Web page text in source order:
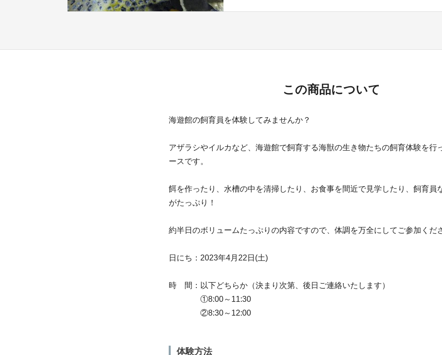
この商品について
海遊館の飼育員を体験してみませんか？
アザラシやイルカなど、海遊館で飼育する海獣の生き物たちの飼育体験を行
ースです。
餌を作ったり、水槽の中を清掃したり、お食事を間近で見学したり、飼育員
がたっぷり！
約半日のボリュームたっぷりの内容ですので、体調を万全にしてご参加くだ
日にち：2023年4月22日(土)
時 間：以下どちらか（決まり次第、後日ご連絡いたします）
①8:00～11:30
②8:30～12:00
体験方法